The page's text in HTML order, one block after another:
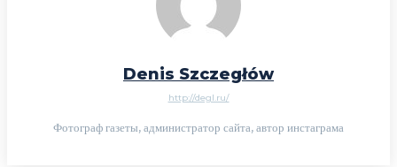
Denis Szczegłów
http://degl.ru/
Фотограф газеты, администратор сайта, автор инстаграма